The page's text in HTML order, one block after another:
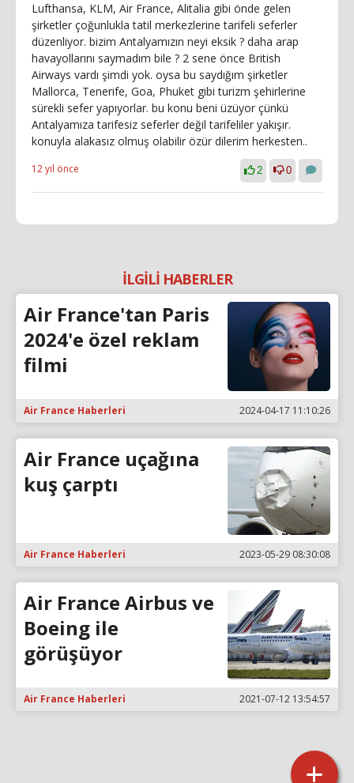
Lufthansa, KLM, Air France, Alitalia gibi önde gelen
şirketler çoğunlukla tatil merkezlerine tarifeli seferler
düzenliyor. bizim Antalyamızın neyi eksik ? daha arap
havayollarını saymadım bile ? 2 sene önce British
Airways vardı şimdi yok. oysa bu saydığım şirketler
Mallorca, Tenerife, Goa, Phuket gibi turizm şehirlerine
sürekli sefer yapıyorlar. bu konu beni üzüyor çünkü
Antalyamıza tarifesiz seferler değil tarifeliler yakışır.
konuyla alakasız olmuş olabilir özür dilerim herkesten..
12 yıl önce 2 0
İLGİLİ HABERLER
Air France'tan Paris
2024'e özel reklam
filmi
Air France Haberleri 2024-04-17 11:10:26
Air France uçağına
kuş çarptı
Air France Haberleri 2023-05-29 08:30:08
Air France Airbus ve
Boeing ile
görüşüyor
Air France Haberleri 2021-07-12 13:54:57